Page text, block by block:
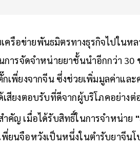
ครือข่ายพันธมิตรทางธุรกิจไปในห
ารจัดจำหน่ายยาชั้นนำอีกกว่า 30
เพี่ยงจากจีน ซึ่งช่วยเพิ่มมูลค่าแล
ยงตอบรับที่ดีจากผู้บริโภคอย่างต่
คัญ เมื่อได้รับสิทธิ์ในการจำหน่าย
พี่ยนจือหวังเป็นหนึ่งในตำรับยาจีน